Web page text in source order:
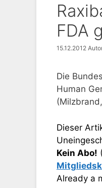
FDA
15.12.2012
Die
Human
Dieser
Kein Abo!
Already a